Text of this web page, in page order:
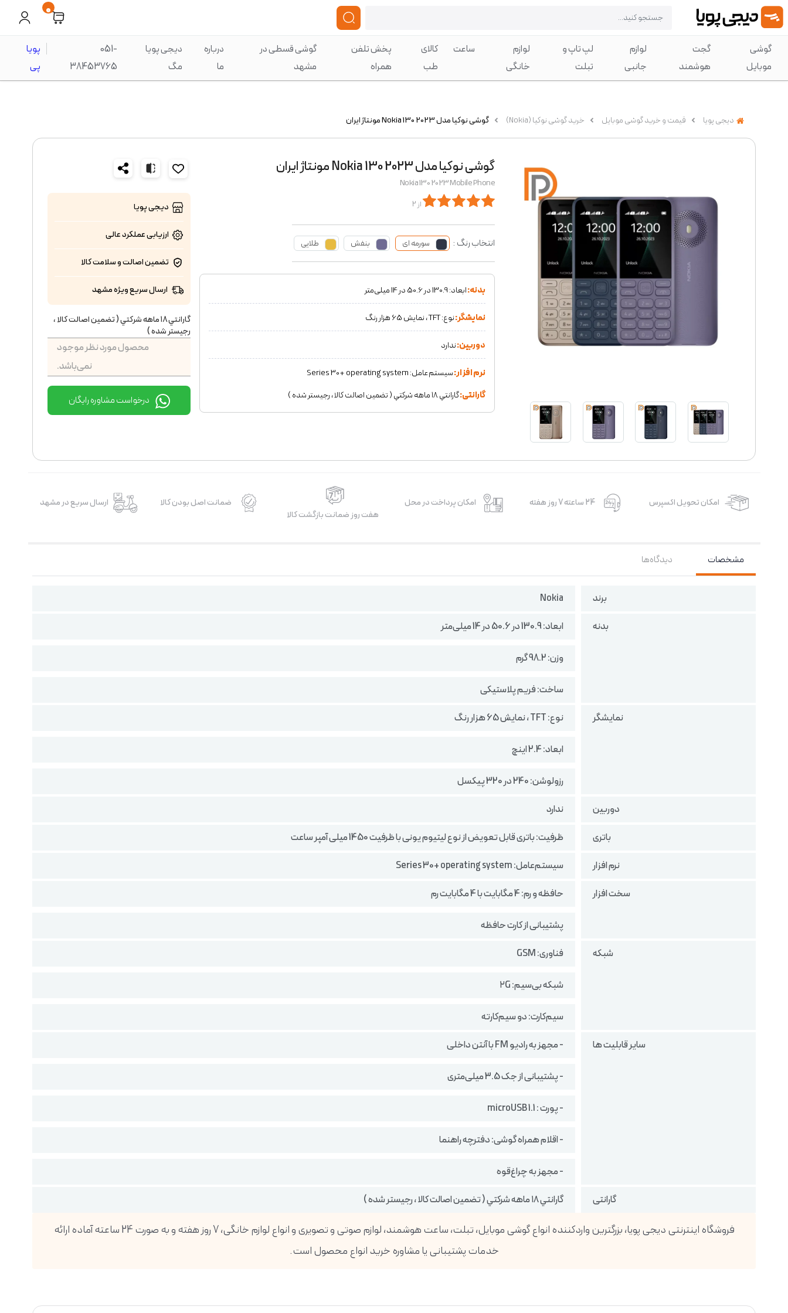
0
گوشی
موبایل
گجت
هوشمند
لوازم
جانبی
لپ تاپ و
تبلت
لوازم
خانگی
ساعت
کالای
طب
پخش تلفن
همراه
گوشی قسطی در
مشهد
درباره
ما
دیجی پویا
مگ
051-
38453765
پویا
پی
دیجی پویا قیمت و خرید گوشی موبایل خرید گوشی نوکیا (Nokia) گوشی نوکیا مدل Nokia 130 2023 مونتاژ ایران
گوشی نوکیا مدل Nokia 130 2023 مونتاژ ایران
Nokia 130 2023 Mobile Phone
از 2
انتخاب رنگ : سورمه ای بنفش طلایی
بدنه:ابعاد: 130.9 در 50.6 در 14 میلی‌متر
نمایشگر:نوع: TFT ، نمایش 65 هزار رنگ
دوربین:ندارد
نرم افزار:سیستم‌عامل: Series 30+ operating system
گارانتی:گارانتي ١٨ ماهه شركتي ( تضمين اصالت كالا ، رجيستر شده )
دیجی پویا
ارزیابی عملکردعالی
تضمین اصالت و سلامت کالا
ارسال سریع ویژه مشهد
گارانتي ١٨ ماهه شركتي ( تضمين اصالت كالا ،
رجيستر شده )
محصول مورد نظر موجود
نمی‌باشد.
درخواست مشاوره رایگان
امکان تحویل اکسپرس 24 ساعته 7 روز هفته
امکان پرداخت در محل
هفت روز ضمانت بازگشت کالا
ضمانت اصل بودن کالا ارسال سریع در مشهد
مشخصات دیدگاه‌ها
برند
Nokia
بدنه
ابعاد: 130.9 در 50.6 در 14 میلی‌متر
وزن: 98.2 گرم
ساخت: فریم پلاستیکی
نمایشگر
نوع: TFT ، نمایش 65 هزار رنگ
ابعاد: 2.4 اینچ
رزولوشن: 240 در 320 پیکسل
دوربین
ندارد
باتری
ظرفیت: باتری قابل تعویض از نوع لیتیوم یونی با ظرفیت 1450 میلی آمپر ساعت
نرم افزار
سیستم‌عامل: Series 30+ operating system
سخت افزار
حافظه و رم: 4 مگابایت با 4 مگابایت رم
پشتیبانی از کارت حافظه
شبکه
فناوری: GSM
شبکه بی‌سیم: ۲G
سیم‌کارت: دو سیم‌کارته
سایر قابلیت ها
- مجهز به رادیو FM با آنتن داخلی
- پشتیبانی از جک 3.5 میلی‌متری
- پورت : microUSB 1.1
- اقلام همراه گوشی: دفترچه‌ راهنما
- مجهز به چراغ‌قوه
گارانتی
گارانتي ١٨ ماهه شركتي ( تضمين اصالت كالا ، رجيستر شده )
فروشگاه اینترنتی دیجی پویا، بزرگترین واردکننده انواع گوشی موبایل، تبلت، ساعت هوشمند، لوازم صوتی و تصویری و انواع لوازم خانگی، 7 روز هفته و به صورت 24 ساعته آماده ارائه
خدمات پشتیبانی یا مشاوره خرید انواع محصول است.